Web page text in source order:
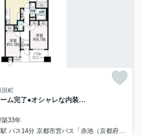
田町
令和８年５月リフォーム完了●オシャレな内装の３ＬＤＫ●家具・照明付き●グランデュール鴨川Ⅱ番館
33年
ス14分 京都市営バス「赤池（京都府）」 停歩4分